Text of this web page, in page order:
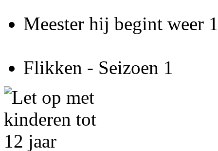
Meester hij begint weer 1
Flikken - Seizoen 1